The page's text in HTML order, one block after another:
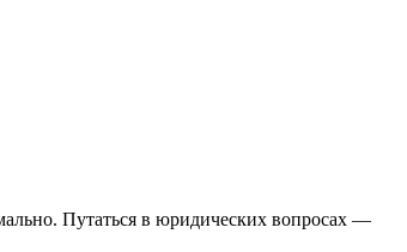
Путаться в юридических вопросах —